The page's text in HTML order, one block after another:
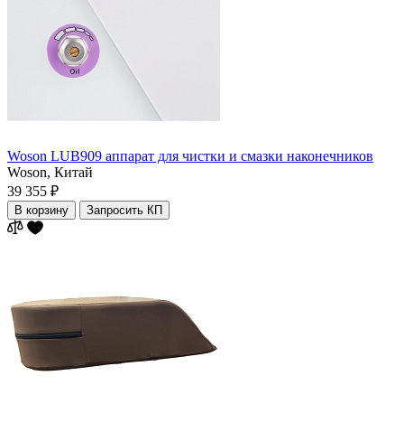
Woson LUB909 аппарат для чистки и смазки наконечников
Woson, Китай
39 355 ₽
В корзину Запросить КП